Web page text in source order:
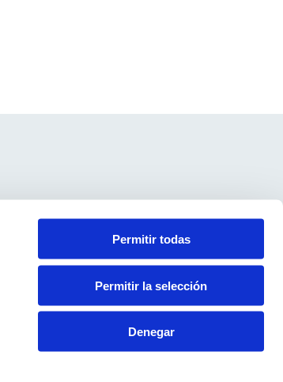
Permitir todas
Permitir la selección
Denegar
Contacte
Avís Legal
Política de Privacitat
Política de Cookies